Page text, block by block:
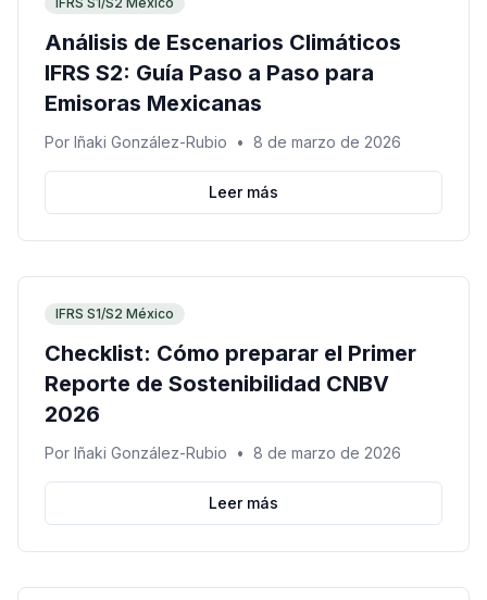
Análisis de Escenarios Climáticos
IFRS S2: Guía Paso a Paso para
Emisoras Mexicanas
Por Iñaki González-Rubio • 8 de marzo de 2026
Leer más
IFRS S1/S2 México
Checklist: Cómo preparar el Primer
Reporte de Sostenibilidad CNBV
2026
Por Iñaki González-Rubio • 8 de marzo de 2026
Leer más